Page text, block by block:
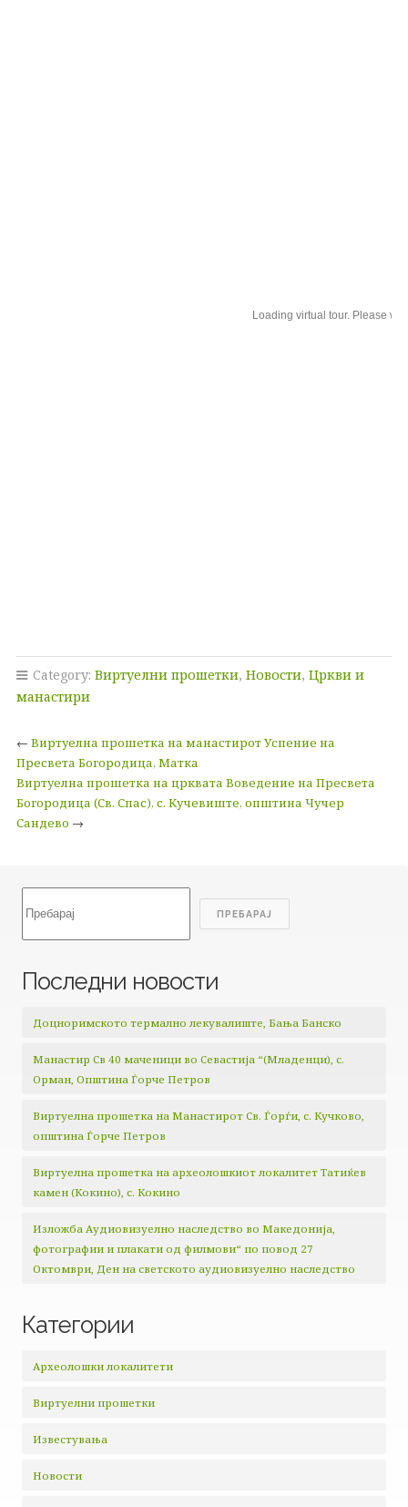
Category: Виртуелни прошетки, Новости, Цркви и
манастири
← Виртуелна прошетка на манастирот Успение на
Пресвета Богородица, Матка
Виртуелна прошетка на црквата Воведение на Пресвета
Богородица (Св. Спас), с. Кучевиште, општина Чучер
Сандево →
ПРЕБАРАЈ
Последни новости
Доцноримското термално лекувалиште, Бања Банско
Манастир Св 40 маченици во Севастија “(Младенци), с.
Орман, Општина Ѓорче Петров
Виртуелна прошетка на Манастирот Св. Ѓорѓи, с. Кучково,
општина Ѓорче Петров
Виртуелна прошетка на археолошкиот локалитет Татиќев
камен (Кокино), с. Кокино
Изложба Аудиовизуелно наследство во Македонија,
фотографии и плакати од филмови“ по повод 27
Октомври, Ден на светското аудиовизуелно наследство
Категории
Археолошки локалитети
Виртуелни прошетки
Известувања
Новости